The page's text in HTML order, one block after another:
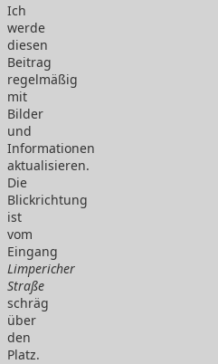
Ich
werde
diesen
Beitrag
regelmäßig
mit
Bilder
und
Informationen
aktualisieren.
Die
Blickrichtung
ist
vom
Eingang
Limpericher
Straße
schräg
über
den
Platz.